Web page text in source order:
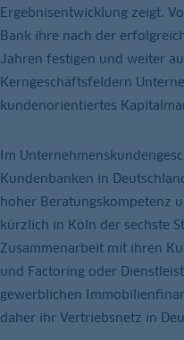
Ergebnisentwicklung zeigt.
Bank ihre nach der
Jahren festigen und weiter
Kerngeschäftsfeldern
kundenorientiertes
Im
Kundenbanken in
hoher Beratungskompetenz
kürzlich in Köln der sechste
Zusammenarbeit mit ihren
und Factoring oder
gewerblichen
daher ihr Vertriebsnetz in